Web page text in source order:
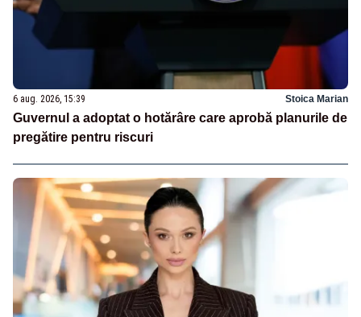
6 aug. 2026, 15:39 Stoica Marian
Guvernul a adoptat o hotărâre care aprobă planurile de
pregătire pentru riscuri